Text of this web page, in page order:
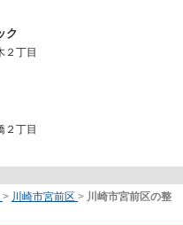
ク
２丁目
２丁目
> 川崎市宮前区 > 川崎市宮前区の整